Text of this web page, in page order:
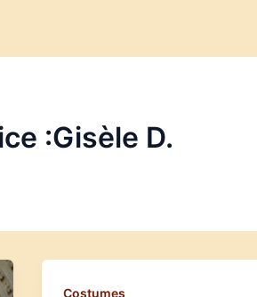
:Gisèle D.
Costumes